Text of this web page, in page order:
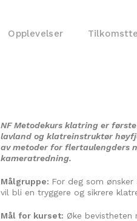
Opplevelser
NF Metodekurs klatring er
lavland og klatreinstruktør
av metoder for flertaulengders
kameratredning.
Målgruppe: For deg som
vil bli en tryggere og sikrere
Mål for kurset: Øke bevistheten